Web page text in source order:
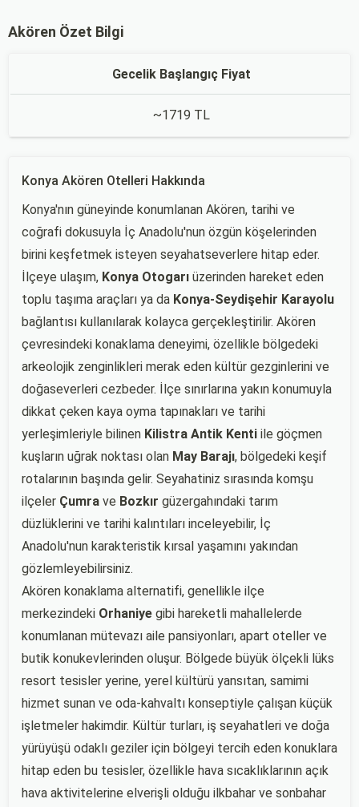
Akören Özet Bilgi
Gecelik Başlangıç Fiyat
~1719 TL
Konya Akören Otelleri Hakkında
Konya'nın güneyinde konumlanan Akören, tarihi ve
coğrafi dokusuyla İç Anadolu'nun özgün köşelerinden
birini keşfetmek isteyen seyahatseverlere hitap eder.
İlçeye ulaşım, Konya Otogarı üzerinden hareket eden
toplu taşıma araçları ya da Konya-Seydişehir Karayolu
bağlantısı kullanılarak kolayca gerçekleştirilir. Akören
çevresindeki konaklama deneyimi, özellikle bölgedeki
arkeolojik zenginlikleri merak eden kültür gezginlerini ve
doğaseverleri cezbeder. İlçe sınırlarına yakın konumuyla
dikkat çeken kaya oyma tapınakları ve tarihi
yerleşimleriyle bilinen Kilistra Antik Kenti ile göçmen
kuşların uğrak noktası olan May Barajı, bölgedeki keşif
rotalarının başında gelir. Seyahatiniz sırasında komşu
ilçeler Çumra ve Bozkır güzergahındaki tarım
düzlüklerini ve tarihi kalıntıları inceleyebilir, İç
Anadolu'nun karakteristik kırsal yaşamını yakından
gözlemleyebilirsiniz.
Akören konaklama alternatifi, genellikle ilçe
merkezindeki Orhaniye gibi hareketli mahallelerde
konumlanan mütevazı aile pansiyonları, apart oteller ve
butik konukevlerinden oluşur. Bölgede büyük ölçekli lüks
resort tesisler yerine, yerel kültürü yansıtan, samimi
hizmet sunan ve oda-kahvaltı konseptiyle çalışan küçük
işletmeler hakimdir. Kültür turları, iş seyahatleri ve doğa
yürüyüşü odaklı geziler için bölgeyi tercih eden konuklara
hitap eden bu tesisler, özellikle hava sıcaklıklarının açık
hava aktivitelerine elverişli olduğu ilkbahar ve sonbahar